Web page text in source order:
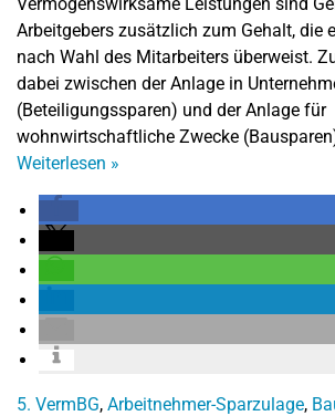
Arbeitgebers zusätzlich zum Gehalt, die
nach Wahl des Mitarbeiters überweist.
dabei zwischen der Anlage in
(Beteiligungssparen) und der Anlage für
wohnwirtschaftliche Zwecke
Weiterlesen »
5. VermBG, Arbeitnehmer-Sparzulage,